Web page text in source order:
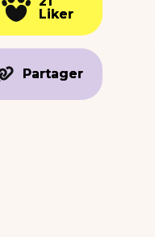
Liker
Liker
Partager
Partager